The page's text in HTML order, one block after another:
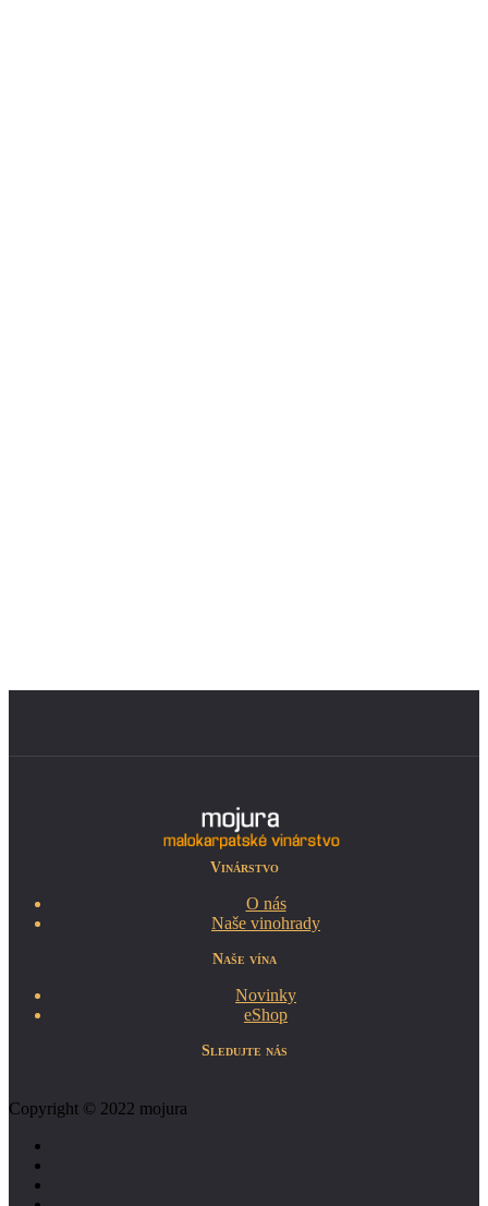
Vinárstvo
O nás
Naše vinohrady
Naše vína
Novinky
eShop
Sledujte nás
Copyright © 2022 mojura